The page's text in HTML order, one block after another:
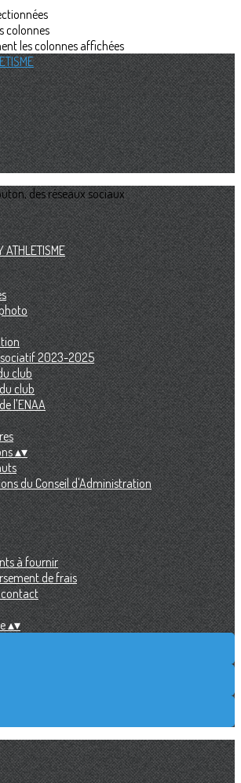
colonnes
les colonnes affichées
des réseaux sociaux
2023-2025
club
club
l'ENAA
▴▾
du Conseil d'Administration
à fournir
de frais
contact
▴▾